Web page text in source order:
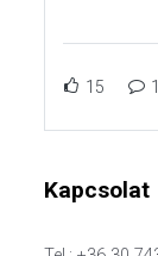
15 1
Kapcsolat